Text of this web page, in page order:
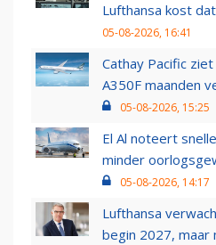
Lufthansa kost
05-08-2026, 16:41
Cathay Pacific
A350F maanden
05-08-2026, 15:25
El Al noteert
minder
05-08-2026, 14:17
Lufthansa
begin 2027, maar